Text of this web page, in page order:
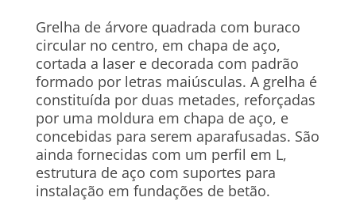
Grelha de árvore quadrada com buraco
circular no centro, em chapa de aço,
cortada a laser e decorada com padrão
formado por letras maiúsculas. A grelha é
constituída por duas metades, reforçadas
por uma moldura em chapa de aço, e
concebidas para serem aparafusadas. São
ainda fornecidas com um perfil em L,
estrutura de aço com suportes para
instalação em fundações de betão.